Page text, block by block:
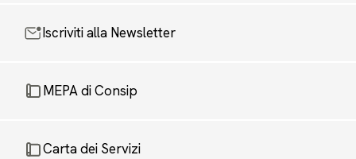
Iscriviti alla Newsletter
MEPA di Consip
Carta dei Servizi